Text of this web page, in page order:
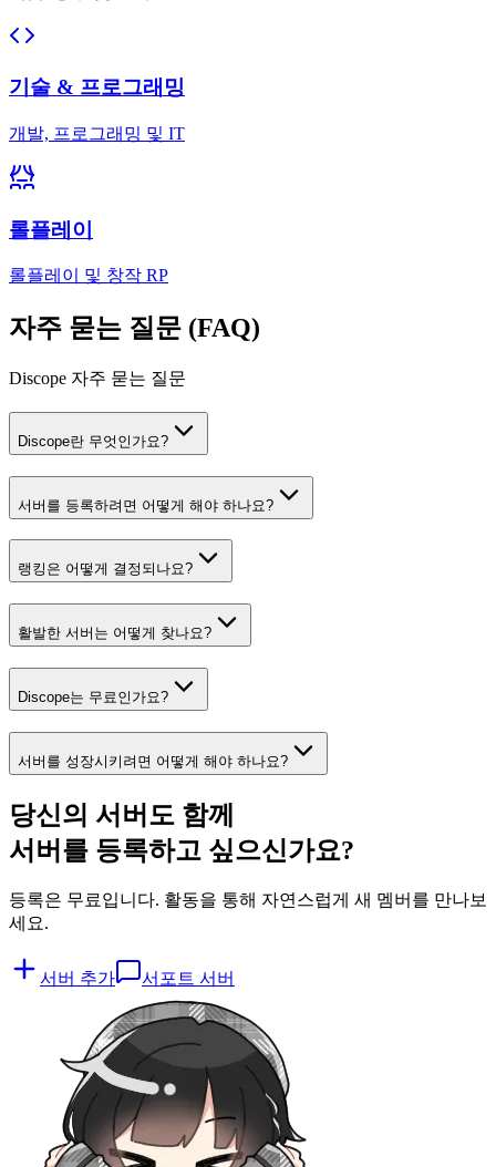
기술 & 프로그래밍
개발, 프로그래밍 및 IT
롤플레이
롤플레이 및 창작 RP
자주 묻는 질문 (FAQ)
Discope 자주 묻는 질문
Discope란 무엇인가요?
서버를 등록하려면 어떻게 해야 하나요?
랭킹은 어떻게 결정되나요?
활발한 서버는 어떻게 찾나요?
Discope는 무료인가요?
서버를 성장시키려면 어떻게 해야 하나요?
당신의 서버도 함께
서버를 등록하고 싶으신가요?
등록은 무료입니다. 활동을 통해 자연스럽게 새 멤버를 만나보
세요.
서버 추가 서포트 서버